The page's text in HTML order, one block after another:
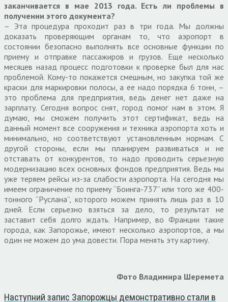
заканчивается в мае 2013 года. Есть ли проблемы в
получении этого документа?
– Эта процедура проходит раз в три года. Мы должны
доказать проверяющим органам то, что аэропорт в
состоянии безопасно выполнять все основные функции по
приему и отправке пассажиров и грузов. Еще несколько
месяцев назад процесс подготовки к проверке был для нас
проблемой. Кому-то покажется смешным, но закупка той же
краски для маркировки полосы, а ее надо порядка 6 тонн, –
это проблема для предприятия, ведь денег нет даже на
зарплату. Сегодня вопрос снят, город помог нам в этом. Я
думаю, мы сможем получить этот сертификат, ведь на
данный момент все сооружения и техника аэропорта хоть и
минимально, но соответствуют установленным нормам. С
другой стороны, если мы планируем развиваться и не
отставать от конкурентов, то надо проводить серьезную
модернизацию всех основных фондов предприятия. Ведь мы
уже теряем рейсы из-за слабости аэропорта. На сегодня мы
имеем ограничение по приему “Боинга-737” или того же 400-
тонного “Руслана”, которого можем принять лишь раз в 10
дней. Если серьезно взяться за дело, то результат не
заставит себя долго ждать. Например, во Франции такие
города, как Запорожье, имеют несколько аэропортов, а мы
один не можем до ума довести. Пора менять эту картину.
Фото Владимира Шеремета
Наступний запис Запорожцы демонстративно стали в